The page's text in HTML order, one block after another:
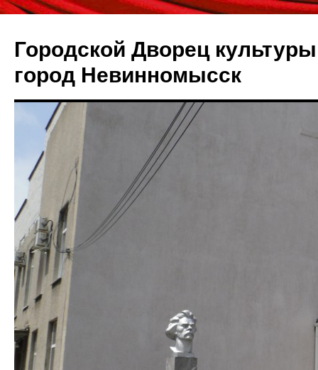
Городской Дворец
город Невинномысск